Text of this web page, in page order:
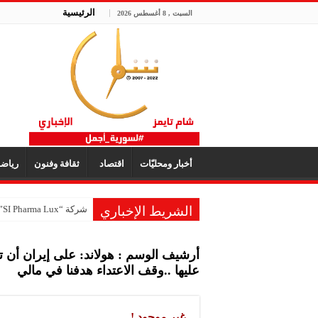
السبت , 8 أغسطس 2026 الرئيسية
أخبار ومحليّات اقتصاد ثقافة وفنون
الشريط الإخباري شركة “SI Pharma Lux”: مشاركتنا في المعرض عززت التواصل مع الشركاء المحليين والدوليين
مكتب “الأمانة”
شركة “تاميكو”:
أرشيف الوسم : هولاند: على إيران
عليها ..وقف الاعتداء هدفنا في مالي